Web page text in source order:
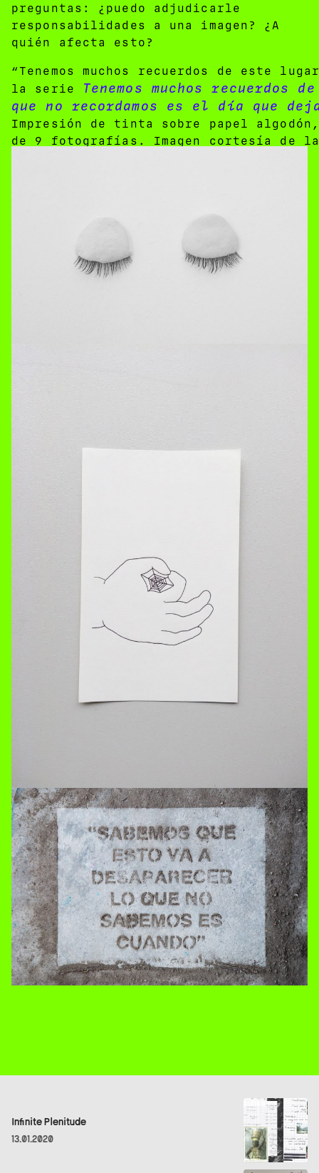
preguntas: ¿puedo adjudicarle
responsabilidades a una imagen? ¿A
quién afecta esto?
“Tenemos muchos recuerdos de este
la serie
Tenemos muchos recuerdos
que no recordamos es el día que
Impresión de tinta sobre papel
de 9 fotografías. Imagen cortesía de
Infinite Plenitude
13.01.2020